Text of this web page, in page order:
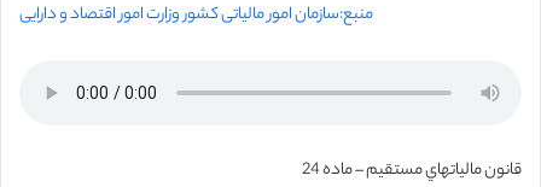
منبع:سازمان امور مالیاتی کشور وزارت امور اقتصاد و دارایی
قانون مالياتهاي مستقيم – ماده 24